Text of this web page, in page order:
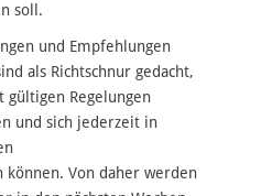
soll.
und Empfehlungen
als Richtschnur gedacht,
Regelungen
und sich jederzeit in
können. Von daher werden